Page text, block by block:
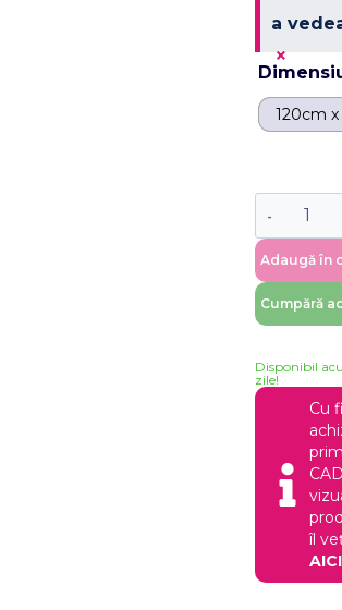
a
×
120cm
Adaugă în
Cumpără
Disponibil
zile!
Cu
îl
AICI